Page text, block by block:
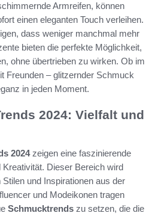
Armreifen, können
einen eleganten Touch verleihen.
dass weniger manchmal mehr
bieten die perfekte Möglichkeit,
ohne übertrieben zu wirken. Ob im
Freunden – glitzernder Schmuck
in jeden Moment.
2024: Vielfalt und
2024zeigen eine faszinierende
Dieser Bereich wird
und Inspirationen aus der
und Modeikonen tragen
Schmucktrends zu setzen, die die